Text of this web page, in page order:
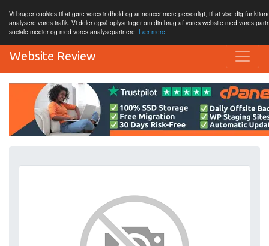
Vi bruger cookies til at gøre vores indhold og annoncer mere personligt, til at vise dig
analysere vores trafik. Vi deler også oplysninger om din brug af vores website med vores
sociale medier og med vores analysepartnere. Lær mere
Website Review